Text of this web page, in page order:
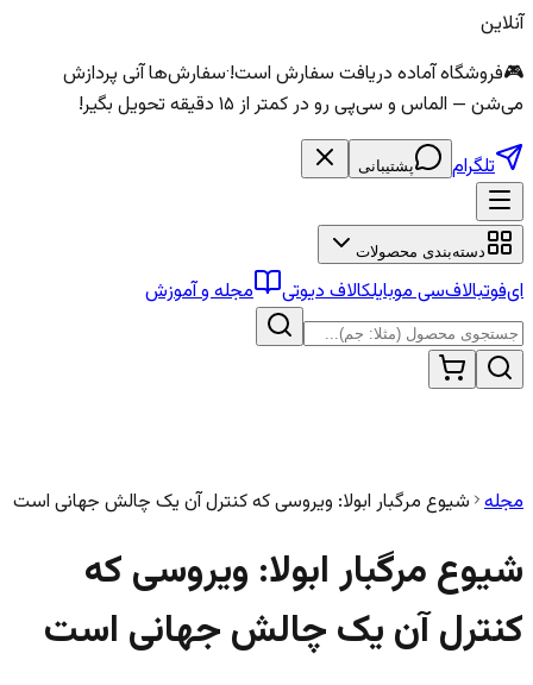
آنلاین
🎮فروشگاه آماده دریافت سفارش است!·سفارش‌ها آنی پردازش
می‌شن — الماس و سی‌پی رو در کمتر از ۱۵ دقیقه تحویل بگیر!
تلگرام پشتیبانی
دسته‌بندی محصولات
ای‌فوتبالاف‌سی موبایلکالاف دیوتی مجله و آموزش
مجله شیوع مرگبار ابولا: ویروسی که کنترل آن یک چالش جهانی است
شیوع مرگبار ابولا: ویروسی که
کنترل آن یک چالش جهانی است